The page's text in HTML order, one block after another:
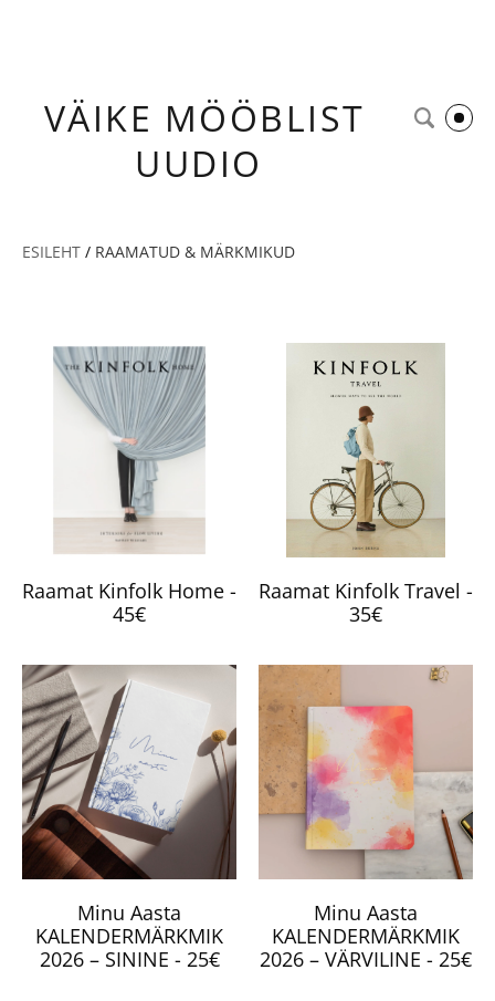
VÄIKE MÖÖBLIST
UUDIO
ESILEHT / RAAMATUD & MÄRKMIKUD
Raamat Kinfolk Home -
45€
Raamat Kinfolk Travel -
35€
Minu Aasta
KALENDERMÄRKMIK
2026 – SININE - 25€
Minu Aasta
KALENDERMÄRKMIK
2026 – VÄRVILINE - 25€